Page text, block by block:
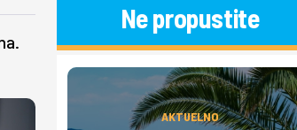
Ne propustite
AKTUELNO